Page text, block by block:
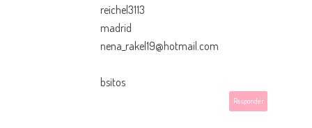
reichel3113
madrid
nena_rakel19@hotmail.com
bsitos
Responder